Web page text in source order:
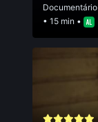
Documentário
• 15 min •